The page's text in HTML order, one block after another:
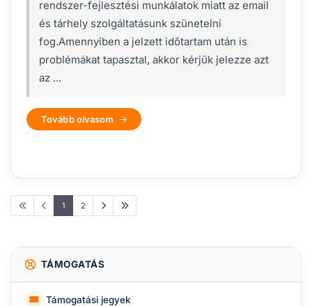
rendszer-fejlesztési munkálatok miatt az email
és tárhely szolgáltatásunk szünetelni
fog.Amennyiben a jelzett időtartam után is
problémákat tapasztal, akkor kérjük jelezze azt
az ...
Tovább olvasom
1 2
TÁMOGATÁS
Támogatási jegyek